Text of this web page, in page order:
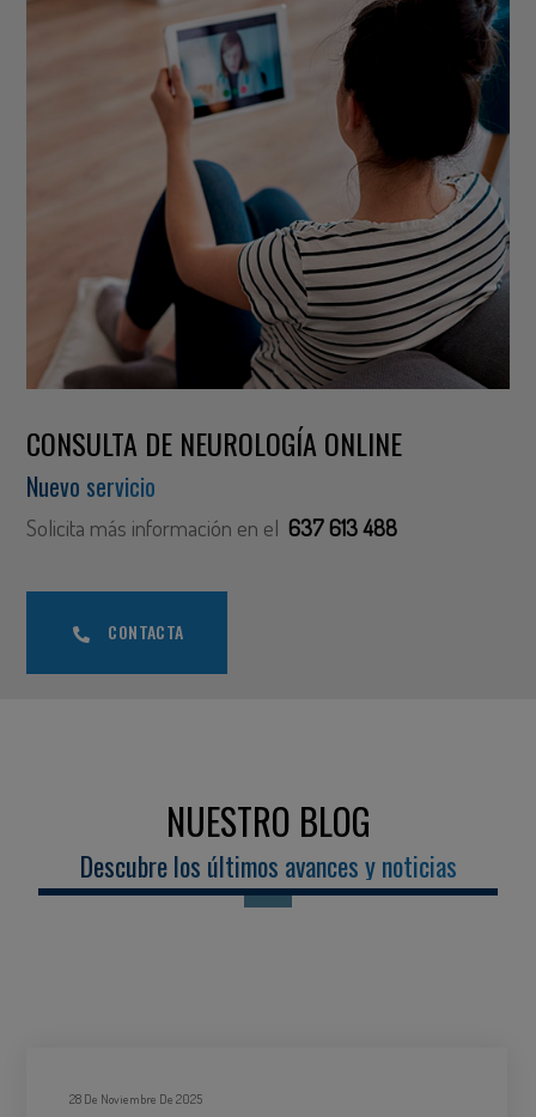
CONSULTA DE NEUROLOGÍA ONLINE
Nuevo servicio
Solicita más información en el637 613 488
CONTACTA
NUESTRO BLOG
Descubre los últimos avances y noticias
28 De Noviembre De 2025